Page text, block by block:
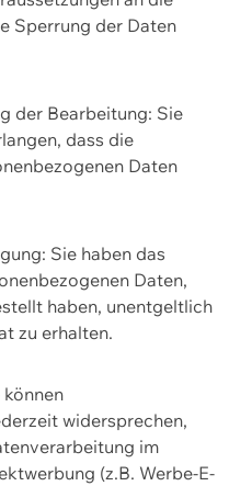
Sperrung der Daten
der Bearbeitung: Sie
dass die
Daten
Sie haben das
Daten,
haben, unentgeltlich
zu erhalten.
widersprechen,
im
(z.B. Werbe-E-